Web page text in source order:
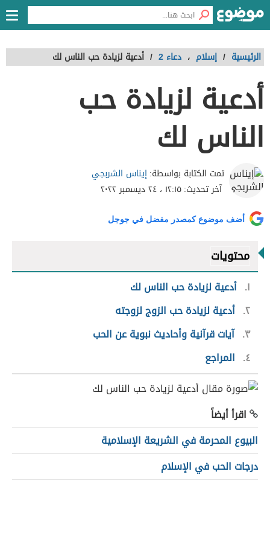
الرئيسية / إسلام ، دعاء 2 / أدعية لزيادة حب الناس لك
أدعية لزيادة حب
الناس لك
تمت الكتابة بواسطة:إيناس الشربجي
آخر تحديث:١٢:١٥ ، ٢٤ ديسمبر ٢٠٢٢
أضف موضوع كمصدر مفضل في جوجل
محتويات
١ أدعية لزيادة حب الناس لك
٢ أدعية لزيادة حب الزوج لزوجته
٣ آيات قرآنية وأحاديث نبوية عن الحب
٤
المراجع
اقرأ أيضاً
البيوع المحرمة في الشريعة الإسلامية
درجات الحب في الإسلام